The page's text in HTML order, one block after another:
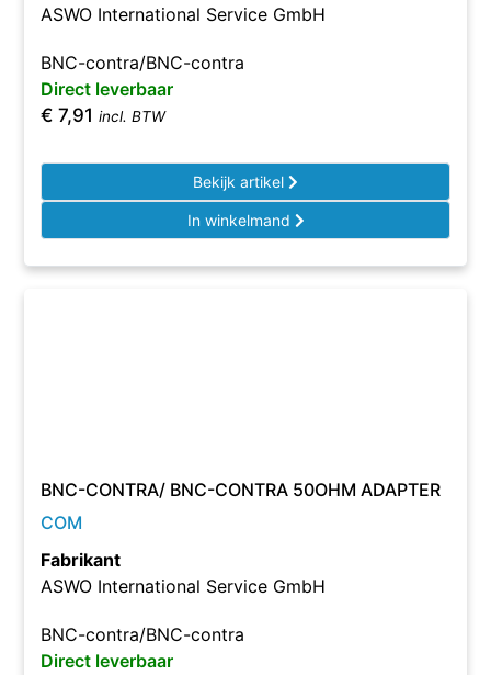
ASWO International Service GmbH
BNC-contra/BNC-contra
Direct leverbaar
€ 7,91 incl. BTW
Bekijk artikel
In winkelmand
BNC-CONTRA/ BNC-CONTRA 50OHM ADAPTER
COM
Fabrikant
ASWO International Service GmbH
BNC-contra/BNC-contra
Direct leverbaar